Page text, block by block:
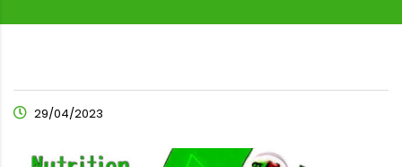
29/04/2023